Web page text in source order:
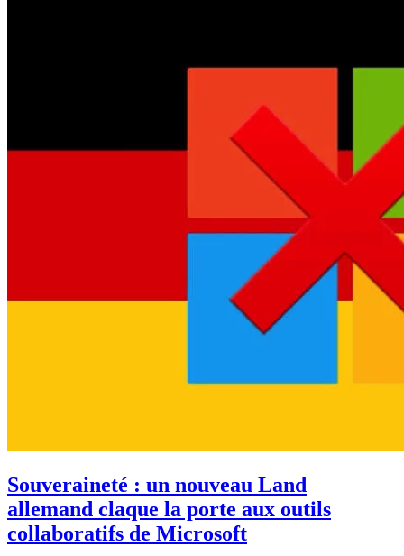
Souveraineté : un nouveau Land
allemand claque la porte aux outils
collaboratifs de Microsoft